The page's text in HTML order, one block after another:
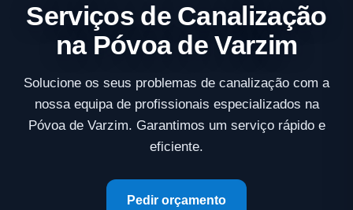
Serviços de Canalização
na Póvoa de Varzim
Solucione os seus problemas de canalização com a
nossa equipa de profissionais especializados na
Póvoa de Varzim. Garantimos um serviço rápido e
eficiente.
Pedir orçamento